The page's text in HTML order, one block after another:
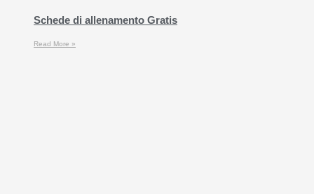
Schede di allenamento Gratis
Read More »